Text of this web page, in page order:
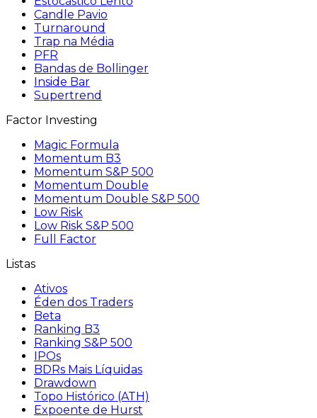
Candle Pavio
Turnaround
Trap na Média
PFR
Bandas de Bollinger
Inside Bar
Supertrend
Factor Investing
Magic Formula
Momentum B3
Momentum S&P 500
Momentum Double
Momentum Double S&P 500
Low Risk
Low Risk S&P 500
Full Factor
Listas
Ativos
Éden dos Traders
Beta
Ranking B3
Ranking S&P 500
IPOs
BDRs Mais Líquidas
Drawdown
Topo Histórico (ATH)
Expoente de Hurst